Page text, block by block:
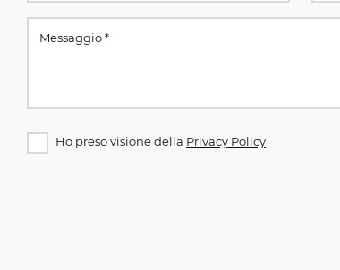
Ho preso visione della Privacy Policy